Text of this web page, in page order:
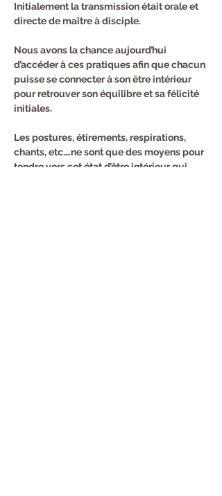
Initialement la transmission était orale et
directe de maître à disciple.
Nous avons la chance aujourd’hui
d’accéder à ces pratiques afin que chacun
puisse se connecter à son être intérieur
pour retrouver son équilibre et sa félicité
initiales.
Les postures, étirements, respirations,
chants, etc….ne sont que des moyens pour
tendre vers cet état d’être intérieur qui